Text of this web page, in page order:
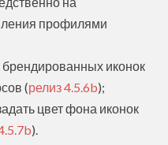
профилями
иконок
(релиз 4.5.6b);
цвет фона иконок
).